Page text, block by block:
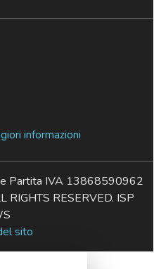
informazioni
Partita IVA 13868590962
RESERVED. ISP
sito